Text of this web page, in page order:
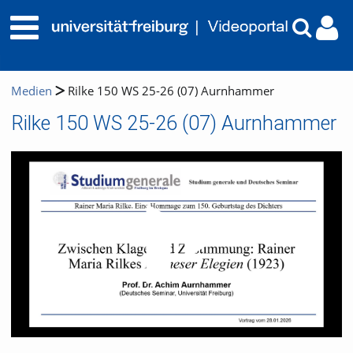
Medien Rilke 150 WS 25-26 (07) Aurnhammer
Rilke 150 WS 25-26 (07) Aurnhammer